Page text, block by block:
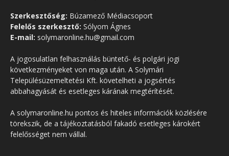
Szerkesztőség: Búzamező Médiacsoport
Felelős szerkesztő: Sólyom Ágnes
E-mail: solymaronline.hu@gmail.com
A jogosulatlan felhasználás büntető- és polgári jogi
következményeket von maga után. A Solymári
Településüzemeltetési Kft. követelheti a jogsértés
abbahagyását és esetleges kárának megtérítését.
A solymaronline.hu pontos és hiteles információk közlésére
törekszik, de a tájékoztatásból fakadó esetleges károkért
felelősséget nem vállal.